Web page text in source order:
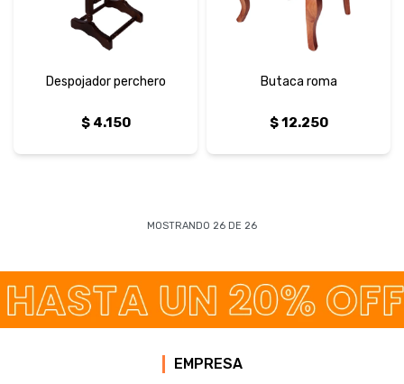
Despojador perchero
$ 4.150
Butaca roma
$12.250
MOSTRANDO 26 DE 26
EMPRESA